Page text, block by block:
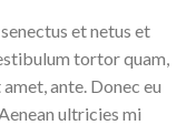
et netus et
tortor quam,
ante. Donec eu
ultricies mi